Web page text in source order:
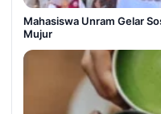
Mahasiswa Unram Gelar
Mujur